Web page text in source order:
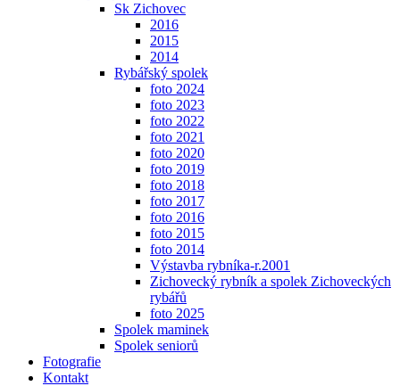
Sk Zichovec
2016
2015
2014
Rybářský spolek
foto 2024
foto 2023
foto 2022
foto 2021
foto 2020
foto 2019
foto 2018
foto 2017
foto 2016
foto 2015
foto 2014
Výstavba rybníka-r.2001
Zichovecký rybník a spolek Zichoveckých
rybářů
foto 2025
Spolek maminek
Spolek seniorů
Fotografie
Kontakt